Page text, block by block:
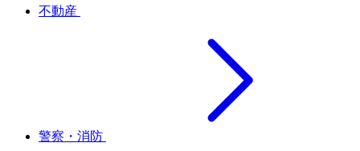
不動産
警察・消防